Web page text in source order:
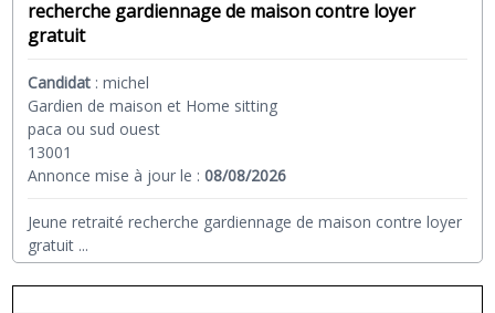
recherche gardiennage de maison contre loyer
gratuit
Candidat :michel
Gardien de maison et Home sitting
paca ou sud ouest
13001
Annonce mise à jour le :08/08/2026
Jeune retraité recherche gardiennage de maison contre loyer
gratuit ...